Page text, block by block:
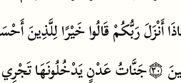
أَنْزَلَرَبُّكُمْقَالُواخَيْرًالِلَّذِينَ
۝٣٠جَنَّاتُعَدْنٍيَدْخُلُونَهَاتَجْرِي